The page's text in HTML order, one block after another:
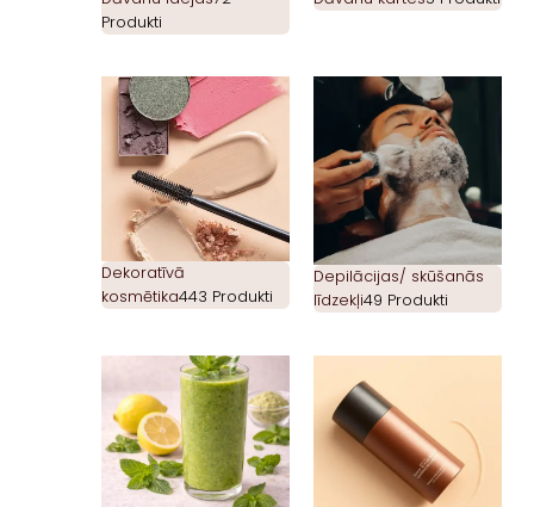
Produkti
Dekoratīvā
kosmētika443 Produkti
Depilācijas/ skūšanās
līdzekļi49 Produkti